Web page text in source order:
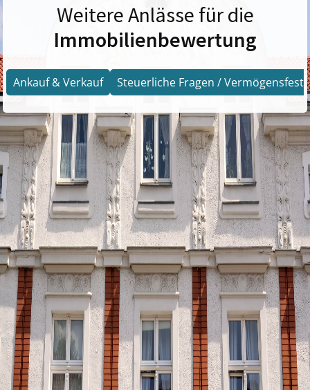
Weitere Anlässe für die
Immobilienbewertung
Ankauf & Verkauf Steuerliche Fragen /